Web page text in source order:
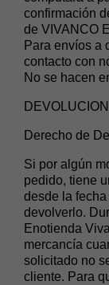
confirmación
de VIVANCO
Para envíos a
contacto con
No se hacen
Derecho de
Si por algún
pedido, tiene
desde la
devolverlo.
Enotienda
mercancía
solicitado no
cliente. Para